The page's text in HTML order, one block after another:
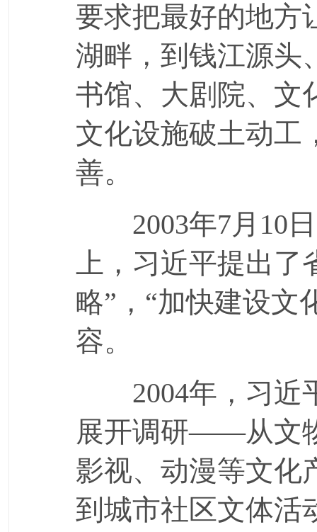
要求把最好的地方
湖畔，到钱江源头
书馆、大剧院、
文化设施破土动工
善。
2003年7月10日
上，习近平提出了
略”，“加快建设文
容。
2004年，习近
展开调研——从文
影视、动漫等文化
到城市社区文体活